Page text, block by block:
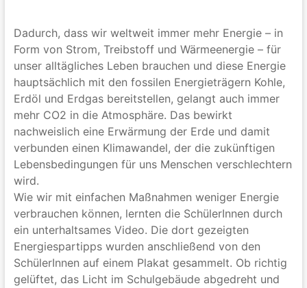
Dadurch, dass wir weltweit immer mehr Energie – in
Form von Strom, Treibstoff und Wärmeenergie – für
unser alltägliches Leben brauchen und diese Energie
hauptsächlich mit den fossilen Energieträgern Kohle,
Erdöl und Erdgas bereitstellen, gelangt auch immer
mehr CO2 in die Atmosphäre. Das bewirkt
nachweislich eine Erwärmung der Erde und damit
verbunden einen Klimawandel, der die zukünftigen
Lebensbedingungen für uns Menschen verschlechtern
wird.
Wie wir mit einfachen Maßnahmen weniger Energie
verbrauchen können, lernten die SchülerInnen durch
ein unterhaltsames Video. Die dort gezeigten
Energiespartipps wurden anschließend von den
SchülerInnen auf einem Plakat gesammelt. Ob richtig
gelüftet, das Licht im Schulgebäude abgedreht und